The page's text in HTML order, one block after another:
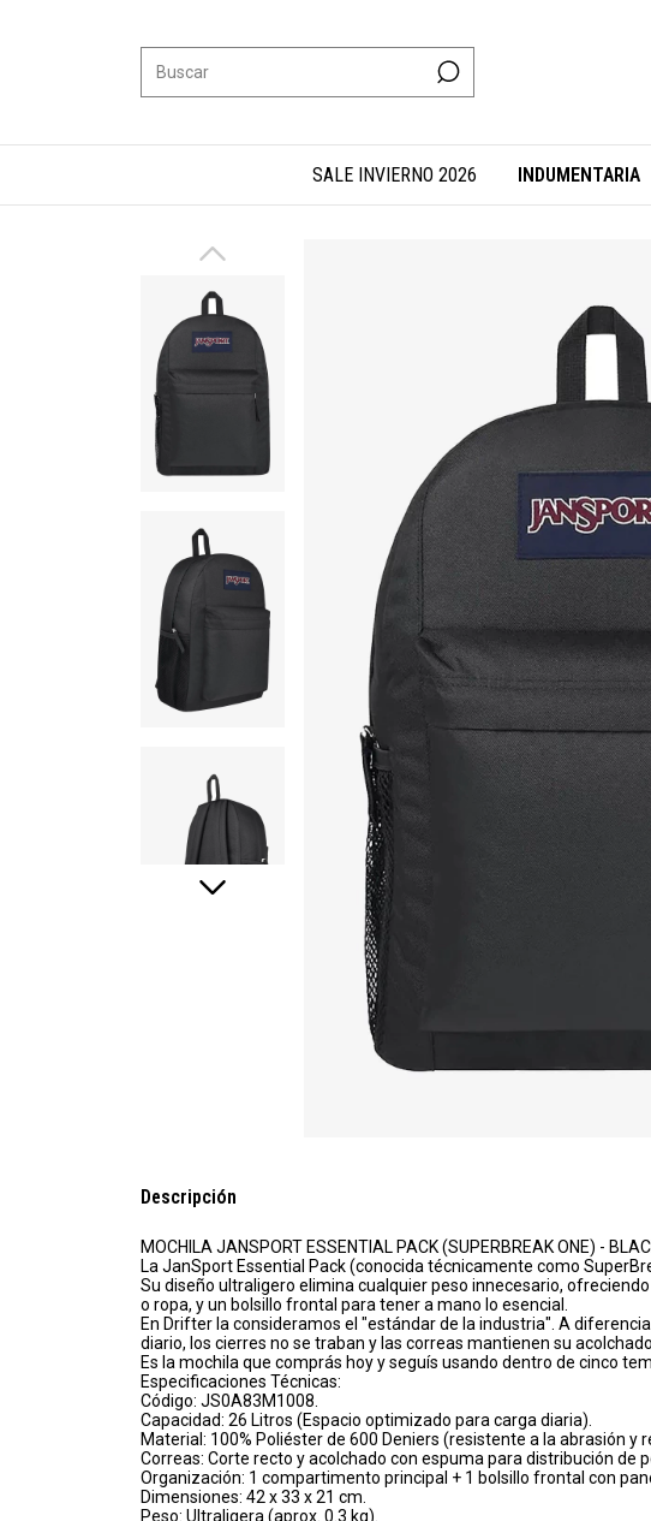
SALE INVIERNO 2026 INDUMENTARIA
Descripción
MOCHILA JANSPORT ESSENTIAL PACK (SUPERBREAK ONE) -
La JanSport Essential Pack (conocida técnicamente como
Su diseño ultraligero elimina cualquier peso innecesario,
o ropa, y un bolsillo frontal para tener a mano lo esencial.
En Drifter la consideramos el "estándar de la industria". A
diario, los cierres no se traban y las correas mantienen su
Es la mochila que comprás hoy y seguís usando dentro de cinco
Especificaciones Técnicas:
Código: JS0A83M1008.
Capacidad: 26 Litros (Espacio optimizado para carga diaria).
Material: 100% Poliéster de 600 Deniers (resistente a la abrasión y
Correas: Corte recto y acolchado con espuma para distribución de
Organización: 1 compartimento principal + 1 bolsillo frontal con
Dimensiones: 42 x 33 x 21 cm.
Peso: Ultraligera (aprox. 0.3 kg).